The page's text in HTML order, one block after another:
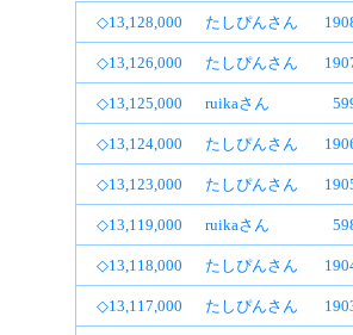
◇13,128,000 たしぴんさん
◇13,126,000 たしぴんさん
◇13,125,000 ruikaさん
◇13,124,000 たしぴんさん
◇13,123,000 たしぴんさん
◇13,119,000 ruikaさん
◇13,118,000 たしぴんさん
◇13,117,000 たしぴんさん